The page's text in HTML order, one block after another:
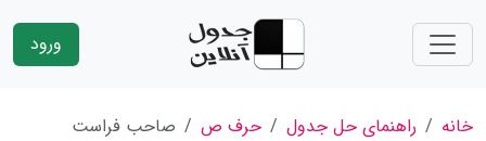
ورود
خانه راهنمای حل جدول حرف ص صاحب فراست